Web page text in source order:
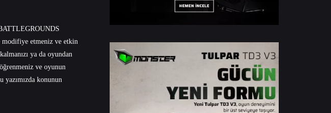
modifiye etmeniz ve etkin
ya da oyundan
ve oyunun
konunun